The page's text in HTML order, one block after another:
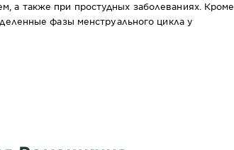
а также при простудных заболеваниях. Кроме
фазы менструального цикла у